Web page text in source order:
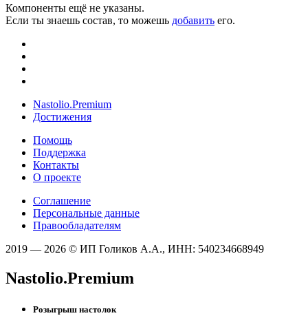
Компоненты ещё не указаны.
Если ты знаешь состав, то можешь добавить его.
Nastolio.Premium
Достижения
Помощь
Поддержка
Контакты
О проекте
Соглашение
Персональные данные
Правообладателям
2019 — 2026 © ИП Голиков А.А., ИНН: 540234668949
Nastolio.Premium
Розыгрыш настолок